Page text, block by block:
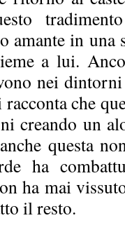
amante in una
a lui.
nei
che
creando un
questa
ha
ha mai
il resto.